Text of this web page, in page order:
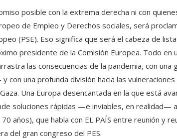
posible con la extrema derecha ni con
de Empleo y Derechos sociales, será
(PSE). Eso significa que será el cabeza de
presidente de la Comisión Europea. Todo en
las consecuencias de la pandemia, con una
una profunda división hacia las vulneraciones
Una Europa desencantada en la que está
soluciones rápidas —e inviables, en realidad—
años), que habla con EL PAÍS entre reunión y
del gran congreso del PES.